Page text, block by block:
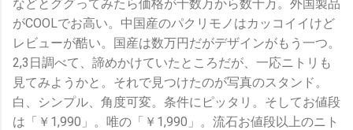
などとググってみたら価格が十数万から数十万。外国製品
がCOOLでお高い。中国産のパクリモノはカッコイイけど
レビューが酷い。国産は数万円だがデザインがもう一つ。
2,3日調べて、諦めかけていたところだが、一応ニトリも
見てみようかと。それで見つけたのが写真のスタンド。
白、シンプル、角度可変。条件にピッタリ。そしてお値段
は「￥1,990」。唯の「￥1,990」。流石お値段以上のニト